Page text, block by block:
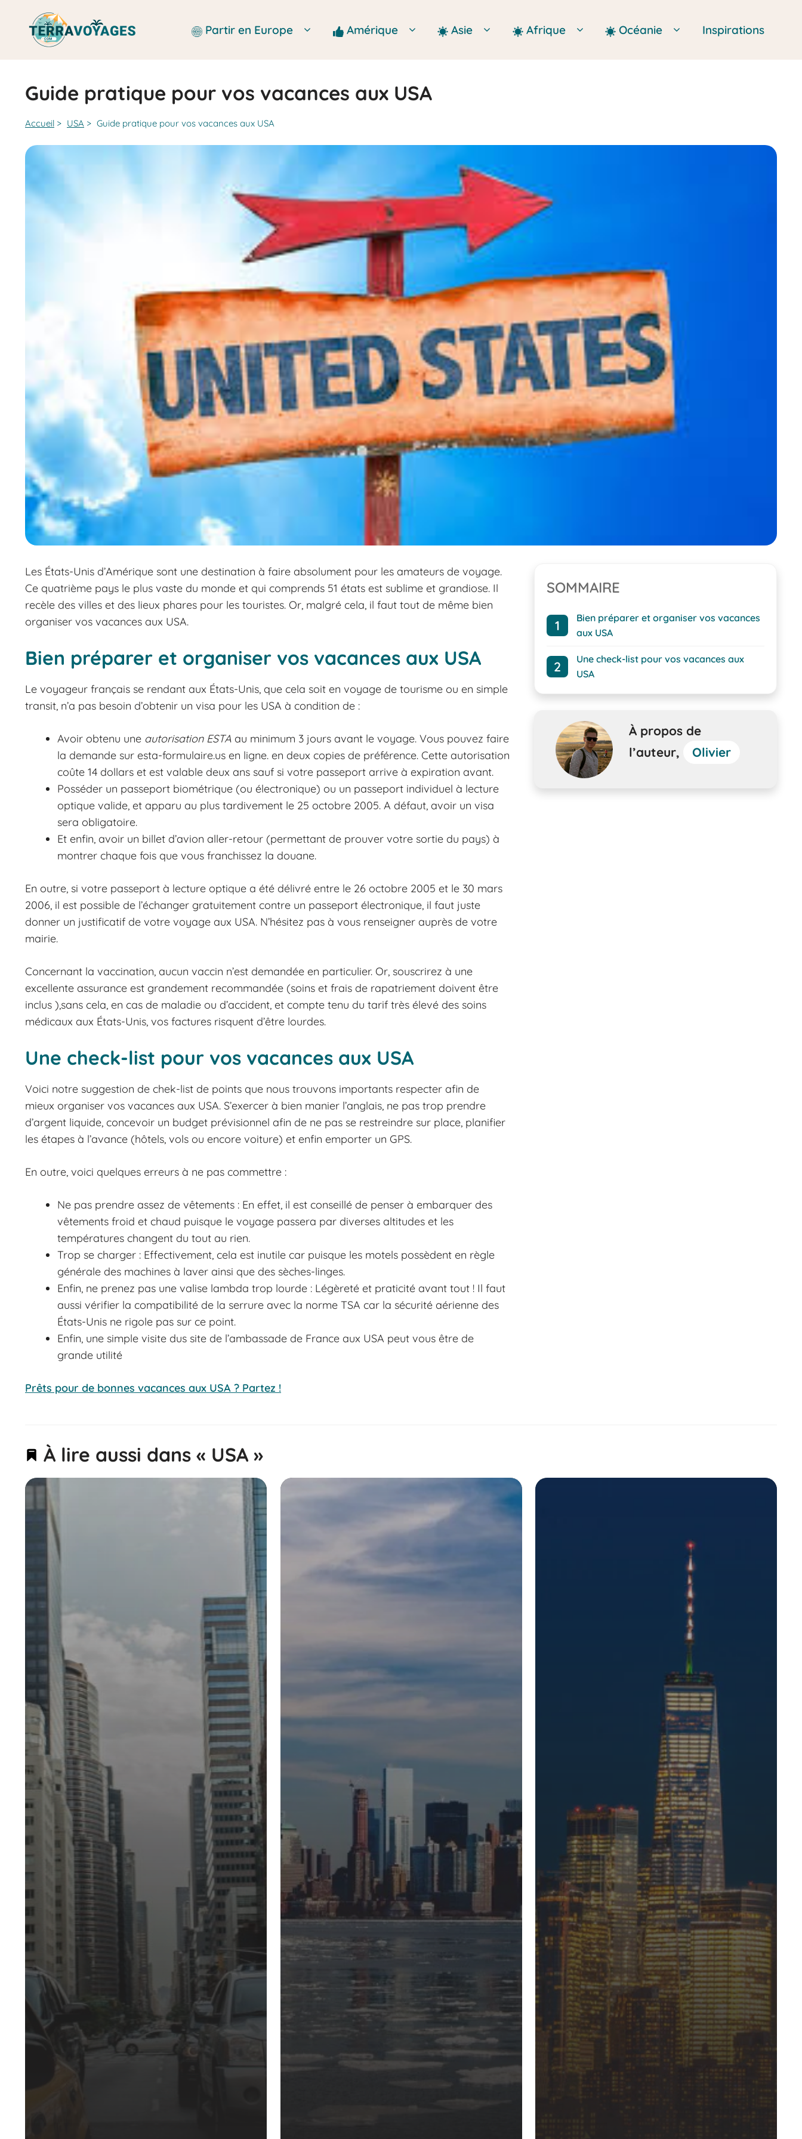
contenu
Partir en Europe Amérique Asie Afrique Océanie Inspirations
Guide pratique pour vos vacances aux USA
Accueil > USA > Guide pratique pour vos vacances aux USA
Les États-Unis d’Amérique sont une destination à faire absolument pour les amateurs de voyage.
Ce quatrième pays le plus vaste du monde et qui comprends 51 états est sublime et grandiose. Il
recèle des villes et des lieux phares pour les touristes. Or, malgré cela, il faut tout de même bien
organiser vos vacances aux USA.
Bien préparer et organiser vos vacances aux USA
Le voyageur français se rendant aux États-Unis, que cela soit en voyage de tourisme ou en simple
transit, n’a pas besoin d’obtenir un visa pour les USA à condition de :
Avoir obtenu une autorisation ESTA au minimum 3 jours avant le voyage. Vous pouvez faire
la demande sur esta-formulaire.us en ligne. en deux copies de préférence. Cette autorisation
coûte 14 dollars et est valable deux ans sauf si votre passeport arrive à expiration avant.
Posséder un passeport biométrique (ou électronique) ou un passeport individuel à lecture
optique valide, et apparu au plus tardivement le 25 octobre 2005. A défaut, avoir un visa
sera obligatoire.
Et enfin, avoir un billet d’avion aller-retour (permettant de prouver votre sortie du pays) à
montrer chaque fois que vous franchissez la douane.
En outre, si votre passeport à lecture optique a été délivré entre le 26 octobre 2005 et le 30 mars
2006, il est possible de l’échanger gratuitement contre un passeport électronique, il faut juste
donner un justificatif de votre voyage aux USA. N’hésitez pas à vous renseigner auprès de votre
mairie.
Concernant la vaccination, aucun vaccin n’est demandée en particulier. Or, souscrirez à une
excellente assurance est grandement recommandée (soins et frais de rapatriement doivent être
inclus ),sans cela, en cas de maladie ou d’accident, et compte tenu du tarif très élevé des soins
médicaux aux États-Unis, vos factures risquent d’être lourdes.
Une check-list pour vos vacances aux USA
Voici notre suggestion de chek-list de points que nous trouvons importants respecter afin de
mieux organiser vos vacances aux USA. S’exercer à bien manier l’anglais, ne pas trop prendre
d’argent liquide, concevoir un budget prévisionnel afin de ne pas se restreindre sur place, planifier
les étapes à l’avance (hôtels, vols ou encore voiture) et enfin emporter un GPS.
En outre, voici quelques erreurs à ne pas commettre :
Ne pas prendre assez de vêtements : En effet, il est conseillé de penser à embarquer des
vêtements froid et chaud puisque le voyage passera par diverses altitudes et les
températures changent du tout au rien.
Trop se charger : Effectivement, cela est inutile car puisque les motels possèdent en règle
générale des machines à laver ainsi que des sèches-linges.
Enfin, ne prenez pas une valise lambda trop lourde : Légèreté et praticité avant tout ! Il faut
aussi vérifier la compatibilité de la serrure avec la norme TSA car la sécurité aérienne des
États-Unis ne rigole pas sur ce point.
Enfin, une simple visite dus site de l’ambassade de France aux USA peut vous être de
grande utilité
Prêts pour de bonnes vacances aux USA ? Partez !
SOMMAIRE
Bien préparer et organiser vos vacances
aux USA
Une check-list pour vos vacances aux
USA
À propos de
l’auteur,
Olivier
À lire aussi dans « USA »